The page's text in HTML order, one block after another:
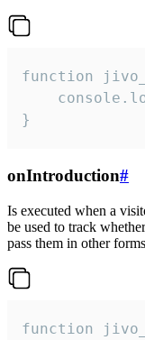
function
}
onIntroduction#
Is executed when a
be used to track
pass them in other
function